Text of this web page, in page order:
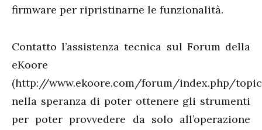
firmware per ripristinarne le funzionalità.
Contatto l’assistenza tecnica sul Forum della
eKoore
(http://www.ekoore.com/forum/index.php/
nella speranza di poter ottenere gli strumenti
per poter provvedere da solo all’operazione